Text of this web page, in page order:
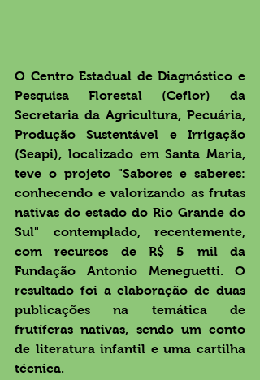
O Centro Estadual de Diagnóstico e
Pesquisa Florestal (Ceflor) da
Secretaria da Agricultura, Pecuária,
Produção Sustentável e Irrigação
(Seapi), localizado em Santa Maria,
teve o projeto "Sabores e saberes:
conhecendo e valorizando as frutas
nativas do estado do Rio Grande do
Sul" contemplado, recentemente,
com recursos de R$ 5 mil da
Fundação Antonio Meneguetti. O
resultado foi a elaboração de duas
publicações na temática de
frutíferas nativas, sendo um conto
de literatura infantil e uma cartilha
técnica.